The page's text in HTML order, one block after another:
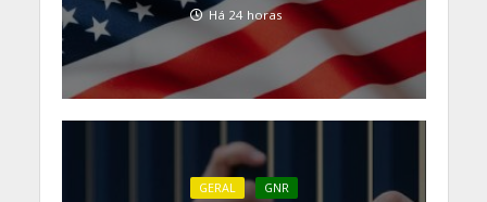
Há 24 horas
GERAL GNR